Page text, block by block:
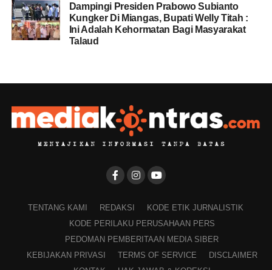
Dampingi Presiden Prabowo Subianto
Kungker Di Miangas, Bupati Welly Titah :
Ini Adalah Kehormatan Bagi Masyarakat
Talaud
TENTANG KAMI REDAKSI
KODE ETIK JURNALISTIK
KODE PERILAKU PERUSAHAAN PERS
PEDOMAN PEMBERITAAN MEDIA SIBER
KEBIJAKAN PRIVASI
TERMS OF SERVICE
DISCLAIMER